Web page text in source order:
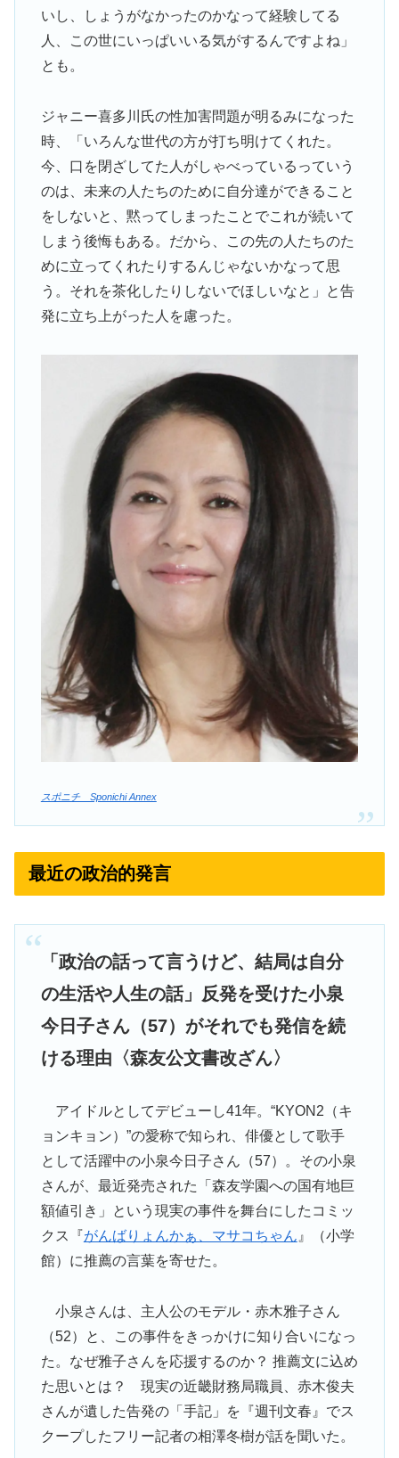
いし、しょうがなかったのかなって経験してる
人、この世にいっぱいいる気がするんですよね」
とも。
ジャニー喜多川氏の性加害問題が明るみになった
時、「いろんな世代の方が打ち明けてくれた。
今、口を閉ざしてた人がしゃべっているっていう
のは、未来の人たちのために自分達ができること
をしないと、黙ってしまったことでこれが続いて
しまう後悔もある。だから、この先の人たちのた
めに立ってくれたりするんじゃないかなって思
う。それを茶化したりしないでほしいなと」と告
発に立ち上がった人を慮った。
スポニチ Sponichi Annex
最近の政治的発言
「政治の話って言うけど、結局は自分
の生活や人生の話」反発を受けた小泉
今日子さん（57）がそれでも発信を続
ける理由〈森友公文書改ざん〉
アイドルとしてデビューし41年。“KYON2（キ
ョンキョン）”の愛称で知られ、俳優として歌手
として活躍中の小泉今日子さん（57）。その小泉
さんが、最近発売された「森友学園への国有地巨
額値引き」という現実の事件を舞台にしたコミッ
クス『がんばりょんかぁ、マサコちゃん 』（小学
館）に推薦の言葉を寄せた。
小泉さんは、主人公のモデル・赤木雅子さん
（52）と、この事件をきっかけに知り合いになっ
た。なぜ雅子さんを応援するのか？ 推薦文に込め
た思いとは？ 現実の近畿財務局職員、赤木俊夫
さんが遺した告発の「手記」を『週刊文春』でス
クープしたフリー記者の相澤冬樹が話を聞いた。